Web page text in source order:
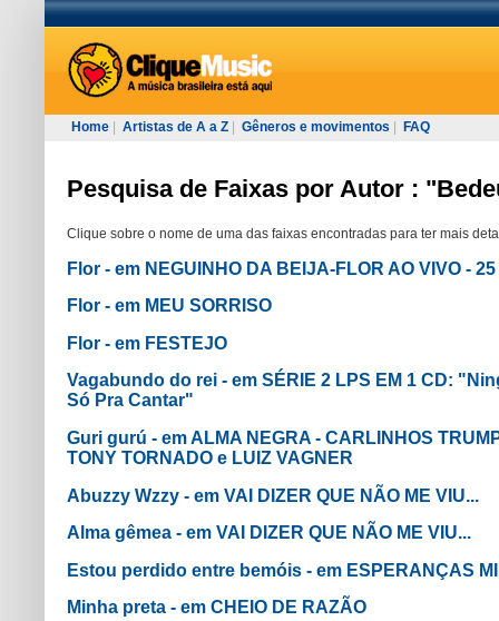
Home Artistas de A a Z Gêneros e movimentos FAQ
Pesquisa de Faixas por Autor :
Clique sobre o nome de uma das faixas encontradas para ter mais
Flor - em NEGUINHO DA BEIJA-FLOR AO VIVO -
Flor - em MEU SORRISO
Flor - em FESTEJO
Vagabundo do rei - em SÉRIE 2 LPS EM 1 CD:
Só Pra Cantar"
Guri gurú - em ALMA NEGRA - CARLINHOS
TONY TORNADO e LUIZ VAGNER
Abuzzy Wzzy - em VAI DIZER QUE NÃO ME VIU...
Alma gêmea - em VAI DIZER QUE NÃO ME VIU...
Estou perdido entre bemóis - em ESPERANÇAS
Minha preta - em CHEIO DE RAZÃO